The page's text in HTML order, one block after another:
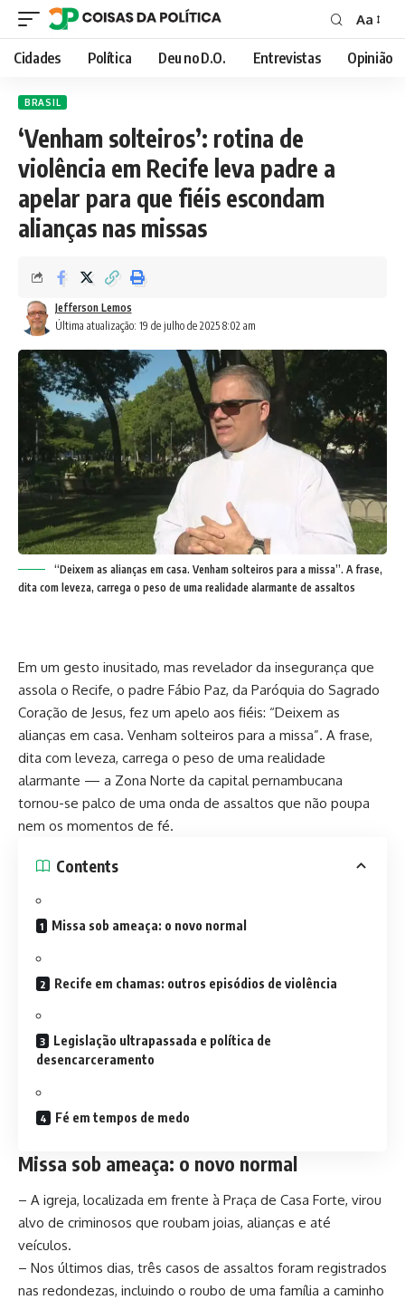
Font
Resizer
Aa
Cidades Política Deu no D.O. Entrevistas Opinião
BRASIL
‘Venham solteiros’: rotina de
violência em Recife leva padre a
apelar para que fiéis escondam
alianças nas missas
Última atualização: 19 de julho de 2025 8:02 am
Jefferson Lemos
“Deixem as alianças em casa. Venham solteiros para a missa”. A frase,
dita com leveza, carrega o peso de uma realidade alarmante de assaltos
Em um gesto inusitado, mas revelador da insegurança que
assola o Recife, o padre Fábio Paz, da Paróquia do Sagrado
Coração de Jesus, fez um apelo aos fiéis: “Deixem as
alianças em casa. Venham solteiros para a missa”. A frase,
dita com leveza, carrega o peso de uma realidade
alarmante — a Zona Norte da capital pernambucana
tornou-se palco de uma onda de assaltos que não poupa
nem os momentos de fé.
Contents
Missa sob ameaça: o novo normal
Recife em chamas: outros episódios de violência
Legislação ultrapassada e política de
desencarceramento
Fé em tempos de medo
Missa sob ameaça: o novo normal
– A igreja, localizada em frente à Praça de Casa Forte, virou
alvo de criminosos que roubam joias, alianças e até
veículos.
– Nos últimos dias, três casos de assaltos foram registrados
nas redondezas, incluindo o roubo de uma família a caminho